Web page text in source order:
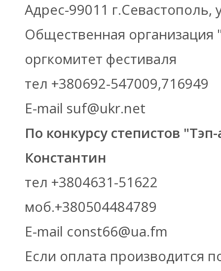
Адрес-99011 г.Севастополь,
Общественная
оргкомитет фестиваля
тел +380692-547009,716949
E-mail suf@ukr.net
По конкурсу степистов
Константин
тел +3804631-51622
моб.+380504484789
E-mail const66@ua.fm
Если оплата производится